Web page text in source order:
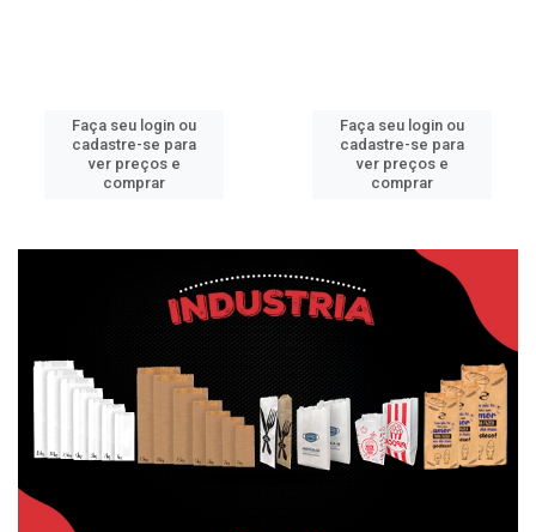
Faça seu login ou
cadastre-se para
ver preços e
comprar
Faça seu login ou
cadastre-se para
ver preços e
comprar